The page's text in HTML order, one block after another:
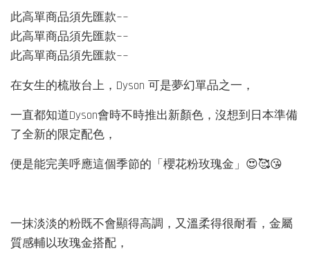
此高單商品須先匯款~~
此高單商品須先匯款~~
此高單商品須先匯款~~
在女生的梳妝台上，Dyson 可是夢幻單品之一，
一直都知道Dyson會時不時推出新顏色，沒想到日本準備
了全新的限定配色，
便是能完美呼應這個季節的「櫻花粉玫瑰金」😍🥰😘
一抹淡淡的粉既不會顯得高調，又溫柔得很耐看，金屬
質感輔以玫瑰金搭配，